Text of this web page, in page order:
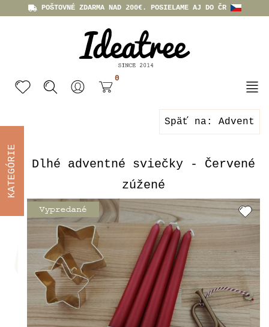
POŠTOVNÉ ZDARMA NAD 200€. POSIELAME AJ DO ČR
0
Späť na: Advent
Dlhé adventné sviečky - Červené
zúžené
KATEGÓRIE